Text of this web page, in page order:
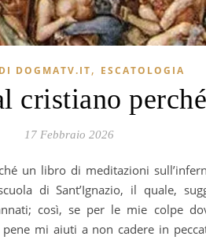
DOGMATV.IT, ESCATOLOGIA
cristiano
17 Febbraio 2026
di Sant’Ignazio, il quale,
così, se per le mie colpe
mi aiuti a non cadere in